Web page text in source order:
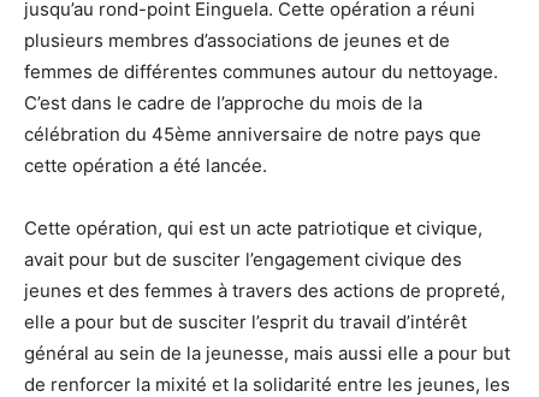
jusqu’au rond-point Einguela. Cette opération a réuni
plusieurs membres d’associations de jeunes et de
femmes de différentes communes autour du nettoyage.
C’est dans le cadre de l’approche du mois de la
célébration du 45ème anniversaire de notre pays que
cette opération a été lancée.
Cette opération, qui est un acte patriotique et civique,
avait pour but de susciter l’engagement civique des
jeunes et des femmes à travers des actions de propreté,
elle a pour but de susciter l’esprit du travail d’intérêt
général au sein de la jeunesse, mais aussi elle a pour but
de renforcer la mixité et la solidarité entre les jeunes, les